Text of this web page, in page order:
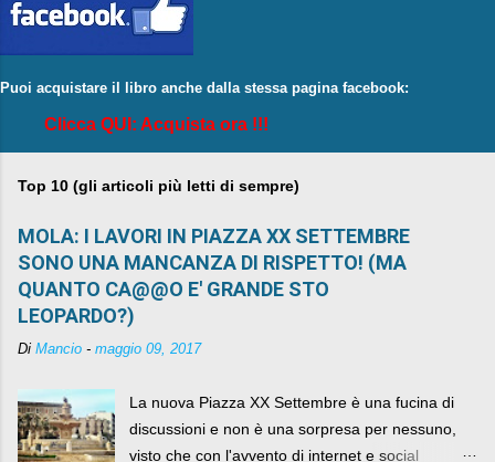
Puoi acquistare il libro anche dalla stessa pagina facebook:
Clicca QUI: Acquista ora !!!
Top 10 (gli articoli più letti di sempre)
MOLA: I LAVORI IN PIAZZA XX SETTEMBRE
SONO UNA MANCANZA DI RISPETTO! (MA
QUANTO CA@@O E' GRANDE STO
LEOPARDO?)
Di Mancio - maggio 09, 2017
La nuova Piazza XX Settembre è una fucina di
discussioni e non è una sorpresa per nessuno,
visto che con l'avvento di internet e social